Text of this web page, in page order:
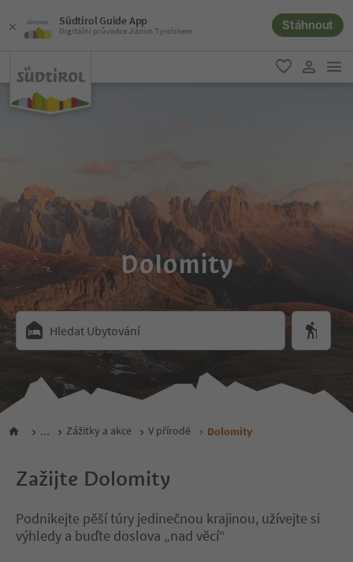
Südtirol Guide App
Digitální průvodce Jižním Tyrolskem Stáhnout
oblíbené
Dolomity
Hledat Ubytování
... Zážitky a akce V přírodě Dolomity
Zažijte Dolomity
Podnikejte pěší túry jedinečnou krajinou, užívejte si
výhledy a buďte doslova „nad věcí“